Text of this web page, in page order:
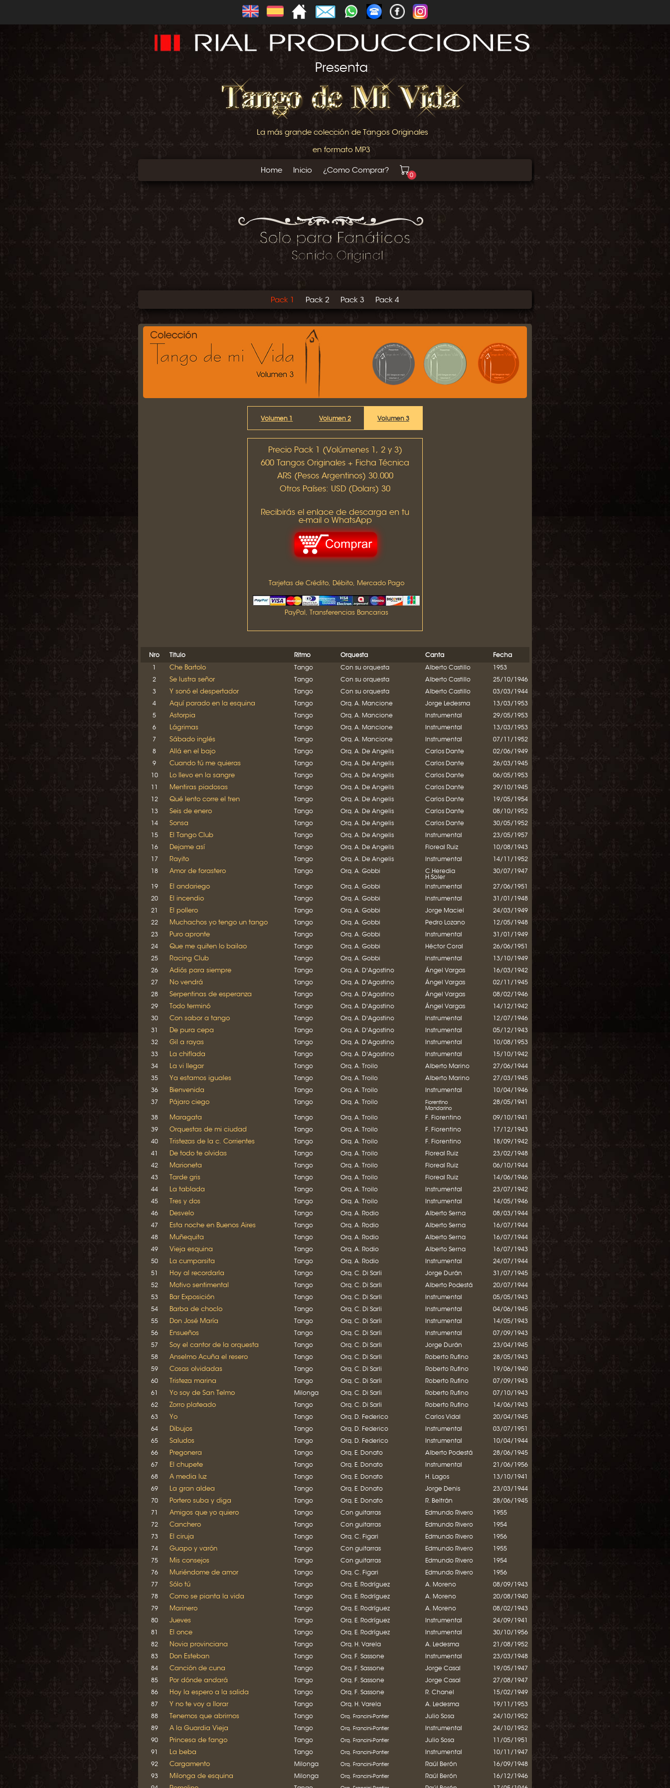
Presenta
La más grande colección de Tangos Originales
en formato MP3
Home Inicio ¿Como Comprar? 0
Pack 1 Pack 2 Pack 3 Pack 4
Volumen 1 Volumen 2 Volumen 3
Precio Pack 1 (Volúmenes 1, 2 y 3)
600 Tangos Originales + Ficha Técnica
ARS (Pesos Argentinos) 30.000
Otros Países: USD (Dolars) 30
Recibirás el enlace de descarga en tu
e-mail o WhatsApp
Tarjetas de Crédito, Débito, Mercado Pago
PayPal, Transferencias Bancarias
Nro Titulo Ritmo Orquesta Canta
Fecha
1
Che Bartolo Tango Con su orquesta Alberto Castillo
1953
2
Se lustra señor Tango Con su orquesta Alberto Castillo
25/10/1946
3
Y sonó el despertador Tango Con su orquesta Alberto Castillo
03/03/1944
4
Aquí parado en la esquina Tango Orq. A. Mancione Jorge Ledesma
13/03/1953
5
Astorpia Tango Orq. A. Mancione Instrumental
29/05/1953
6
Lágrimas Tango Orq. A. Mancione Instrumental
13/03/1953
7
Sábado inglés Tango Orq. A. Mancione Instrumental
07/11/1952
8
Allá en el bajo Tango Orq. A. De Angelis Carlos Dante
02/06/1949
9
Cuando tú me quieras Tango Orq. A. De Angelis Carlos Dante
26/03/1945
10
Lo llevo en la sangre Tango Orq. A. De Angelis Carlos Dante
06/05/1953
11
Mentiras piadosas Tango Orq. A. De Angelis Carlos Dante
29/10/1945
12
Qué lento corre el tren Tango Orq. A. De Angelis Carlos Dante
19/05/1954
13
Seis de enero Tango Orq. A. De Angelis Carlos Dante
08/10/1952
14
Sonsa Tango Orq. A. De Angelis Carlos Dante
30/05/1952
15
El Tango Club Tango Orq. A. De Angelis Instrumental
23/05/1957
16
Dejame así Tango Orq. A. De Angelis Floreal Ruiz
10/08/1943
17
Rayito Tango Orq. A. De Angelis Instrumental
14/11/1952
18
Amor de forastero Tango Orq. A. Gobbi
C.Heredia
H.Soler
30/07/1947
19 El andariego Tango Orq. A. Gobbi Instrumental
27/06/1951
20
El incendio Tango Orq. A. Gobbi Instrumental
31/01/1948
21
El pollero Tango Orq. A. Gobbi Jorge Maciel
24/03/1949
22
Muchachos yo tengo un tango Tango Orq. A. Gobbi Pedro Lozano
12/05/1948
23
Puro apronte Tango Orq. A. Gobbi Instrumental
31/01/1949
24
Que me quiten lo bailao Tango Orq. A. Gobbi Héctor Coral
26/06/1951
25
Racing Club Tango Orq. A. Gobbi Instrumental
13/10/1949
26
Adiós para siempre Tango Orq. A. D'Agostino Ángel Vargas
16/03/1942
27
No vendrá Tango Orq. A. D'Agostino Ángel Vargas
02/11/1945
28
Serpentinas de esperanza Tango Orq. A. D'Agostino Ángel Vargas
08/02/1946
29
Todo terminó Tango Orq. A. D'Agostino Ángel Vargas
14/12/1942
30
Con sabor a tango Tango Orq. A. D'Agostino Instrumental
12/07/1946
31
De pura cepa Tango Orq. A. D'Agostino Instrumental
05/12/1943
32
Gil a rayas Tango Orq. A. D'Agostino Instrumental
10/08/1953
33
La chiflada Tango Orq. A. D'Agostino Instrumental
15/10/1942
34
La vi llegar Tango Orq. A. Troilo Alberto Marino
27/06/1944
35
Ya estamos iguales Tango Orq. A. Troilo Alberto Marino
27/03/1945
36
Bienvenida Tango Orq. A. Troilo Instrumental
10/04/1946
37
Pájaro ciego Tango Orq. A. Troilo
Fiorentino
Mandarino
28/05/1941
38 Maragata Tango Orq. A. Troilo F. Fiorentino
09/10/1941
39
Orquestas de mi ciudad Tango Orq. A. Troilo F. Fiorentino
17/12/1943
40
Tristezas de la c. Corrientes Tango Orq. A. Troilo F. Fiorentino
18/09/1942
41
De todo te olvidas Tango Orq. A. Troilo Floreal Ruiz
23/02/1948
42
Marioneta Tango Orq. A. Troilo Floreal Ruiz
06/10/1944
43
Tarde gris Tango Orq. A. Troilo Floreal Ruiz
14/06/1946
44
La tablada Tango Orq. A. Troilo Instrumental
23/07/1942
45
Tres y dos Tango Orq. A. Troilo Instrumental
14/05/1946
46
Desvelo Tango Orq. A. Rodio Alberto Serna
08/03/1944
47
Esta noche en Buenos Aires Tango Orq. A. Rodio Alberto Serna
16/07/1944
48
Muñequita Tango Orq. A. Rodio Alberto Serna
16/07/1944
49
Vieja esquina Tango Orq. A. Rodio Alberto Serna
16/07/1943
50
La cumparsita Tango Orq. A. Rodio Instrumental
24/07/1944
51
Hoy al recordarla Tango Orq. C. Di Sarli Jorge Durán
31/07/1945
52
Motivo sentimental Tango Orq. C. Di Sarli Alberto Podestá
20/07/1944
53
Bar Exposición Tango Orq. C. Di Sarli Instrumental
05/05/1943
54
Barba de choclo Tango Orq. C. Di Sarli Instrumental
04/06/1945
55
Don José María Tango Orq. C. Di Sarli Instrumental
14/05/1943
56
Ensueños Tango Orq. C. Di Sarli Instrumental
07/09/1943
57
Soy el cantor de la orquesta Tango Orq. C. Di Sarli Jorge Durán
23/04/1945
58
Anselmo Acuña el resero Tango Orq. C. Di Sarli Roberto Rufino
28/05/1943
59
Cosas olvidadas Tango Orq. C. Di Sarli Roberto Rufino
19/06/1940
60
Tristeza marina Tango Orq. C. Di Sarli Roberto Rufino
07/09/1943
61
Yo soy de San Telmo Milonga Orq. C. Di Sarli Roberto Rufino
07/10/1943
62
Zorro plateado Tango Orq. C. Di Sarli Roberto Rufino
14/06/1943
63
Yo Tango Orq. D. Federico Carlos Vidal
20/04/1945
64
Dibujos Tango Orq. D. Federico Instrumental
03/07/1951
65
Saludos Tango Orq. D. Federico Instrumental
10/04/1944
66
Pregonera Tango Orq. E. Donato Alberto Podestá
28/06/1945
67
El chupete Tango Orq. E. Donato Instrumental
21/06/1956
68
A media luz Tango Orq. E. Donato H. Lagos
13/10/1941
69
La gran aldea Tango Orq. E. Donato Jorge Denis
23/03/1944
70
Portero suba y diga Tango Orq. E. Donato R. Beltrán
28/06/1945
71
Amigos que yo quiero Tango Con guitarras Edmundo Rivero
1955
72
Canchero Tango Con guitarras Edmundo Rivero
1954
73
El ciruja Tango Orq. C. Figari Edmundo Rivero
1956
74
Guapo y varón Tango Con guitarras Edmundo Rivero
1955
75
Mis consejos Tango Con guitarras Edmundo Rivero
1954
76
Muriéndome de amor Tango Orq. C. Figari Edmundo Rivero
1956
77
Sólo tú Tango Orq. E. Rodríguez A. Moreno
08/09/1943
78
Como se pianta la vida Tango Orq. E. Rodríguez A. Moreno
20/08/1940
79
Marinero Tango Orq. E. Rodríguez A. Moreno
08/02/1943
80
Jueves Tango Orq. E. Rodríguez Instrumental
24/09/1941
81
El once Tango Orq. E. Rodríguez Instrumental
30/10/1956
82
Novia provinciana Tango Orq. H. Varela A. Ledesma
21/08/1952
83
Don Esteban Tango Orq. F. Sassone Instrumental
23/03/1948
84
Canción de cuna Tango Orq. F. Sassone Jorge Casal
19/05/1947
85
Por dónde andará Tango Orq. F. Sassone Jorge Casal
27/08/1947
86
Hoy la espero a la salida Tango Orq. F. Sassone R. Chanel
15/02/1949
87
Y no te voy a llorar Tango Orq. H. Varela A. Ledesma
19/11/1953
88
Tenemos que abrirnos Tango Orq. Francini-Pontier Julio Sosa
24/10/1952
89
A la Guardia Vieja Tango Orq. Francini-Pontier Instrumental
24/10/1952
90
Princesa de fango Tango Orq. Francini-Pontier Julio Sosa
11/05/1951
91
La beba Tango Orq. Francini-Pontier Instrumental
10/11/1947
92
Cargamento Milonga Orq. Francini-Pontier Raúl Berón
16/09/1948
93
Milonga de esquina Milonga Orq. Francini-Pontier Raúl Berón
16/12/1946